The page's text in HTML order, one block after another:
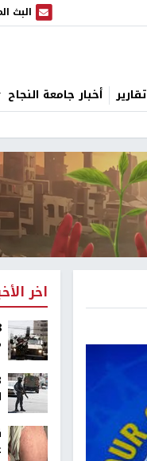
البث
البث المباشر
تقارير أخبار جامعة النجاح
اخر